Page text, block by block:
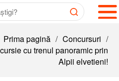
pagină / Concursuri /
cu trenul panoramic prin
Alpii elvetieni!